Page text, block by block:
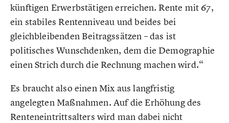
künftigen Erwerbstätigen erreichen. Rente mit 67,
ein stabiles Rentenniveau und beides bei
gleichbleibenden Beitragssätzen – das ist
politisches Wunschdenken, dem die Demographie
einen Strich durch die Rechnung machen wird.“
Es braucht also einen Mix aus langfristig
angelegten Maßnahmen. Auf die Erhöhung des
Renteneintrittsalters wird man dabei nicht